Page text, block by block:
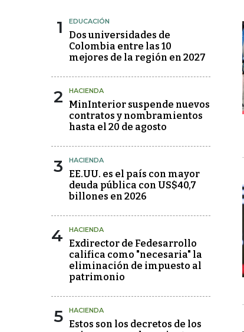
1 EDUCACIÓN
Dos universidades de
Colombia entre las 10
mejores de la región en 2027
2 HACIENDA
MinInterior suspende nuevos
contratos y nombramientos
hasta el 20 de agosto
3 HACIENDA
EE.UU. es el país con mayor
deuda pública con US$40,7
billones en 2026
4 HACIENDA
Exdirector de Fedesarrollo
califica como "necesaria" la
eliminación de impuesto al
patrimonio
5 HACIENDA
Estos son los decretos de los